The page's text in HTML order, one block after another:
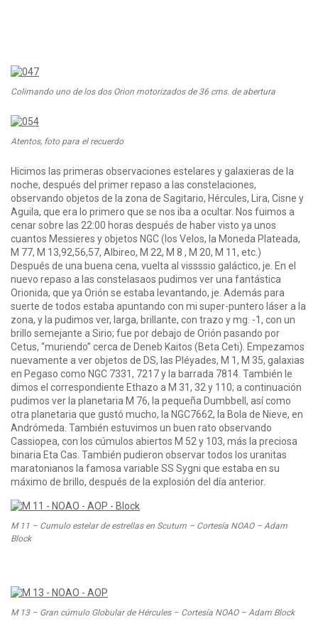
Colimando uno de los dos Orion motorizados de 36 cms. de abertura
Atentos, foto para el recuerdo
Hicimos las primeras observaciones estelares y galaxieras de la
noche, después del primer repaso a las constelaciones,
observando objetos de la zona de Sagitario, Hércules, Lira, Cisne y
Aguila, que era lo primero que se nos iba a ocultar. Nos fuimos a
cenar sobre las 22:00 horas después de haber visto ya unos
cuantos Messieres y objetos NGC (los Velos, la Moneda Plateada,
M 77, M 13,92,56,57, Albireo, M 22, M 8 , M 20, M 11, etc.)
Después de una buena cena, vuelta al vissssio galáctico, je. En el
nuevo repaso a las constelasaos pudimos ver una fantástica
Orionida, que ya Orión se estaba levantando, je. Además para
suerte de todos estaba apuntando con mi super-puntero láser a la
zona, y la pudimos ver, larga, brillante, con trazo y mg. -1, con un
brillo semejante a Sirio; fue por debajo de Orión pasando por
Cetus, “muriendo” cerca de Deneb Kaitos (Beta Ceti). Empezamos
nuevamente a ver objetos de DS, las Pléyades, M 1, M 35, galaxias
en Pegaso como NGC 7331, 7217 y la barrada 7814. También le
dimos el correspondiente Ethazo a M 31, 32 y 110; a continuación
pudimos ver la planetaria M 76, la pequeña Dumbbell, así como
otra planetaria que gustó mucho, la NGC7662, la Bola de Nieve, en
Andrómeda. También estuvimos un buen rato observando
Cassiopea, con los cúmulos abiertos M 52 y 103, más la preciosa
binaria Eta Cas. También pudieron observar todos los uranitas
maratonianos la famosa variable SS Sygni que estaba en su
máximo de brillo, después de la explosión del día anterior.
M 11 – Cumulo estelar de estrellas en Scutum – Cortesía NOAO – Adam
Block
M 13 – Gran cúmulo Globular de Hércules – Cortesía NOAO – Adam Block